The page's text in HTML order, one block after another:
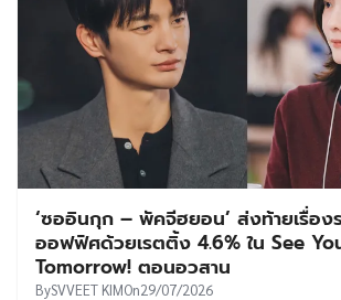
‘ซออินกุก – พัคจีฮยอน’ ส่งท้ายเรื่อง
ออฟฟิศด้วยเรตติ้ง 4.6% ใน See
Tomorrow! ตอนอวสาน
BySVVEET KIMOn29/07/2026